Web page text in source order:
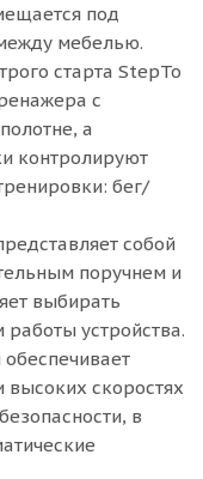
под
мебелью.
старта StepTo
с
а
контролируют
бег/
собой
поручнем и
выбирать
устройства.
скоростях
в